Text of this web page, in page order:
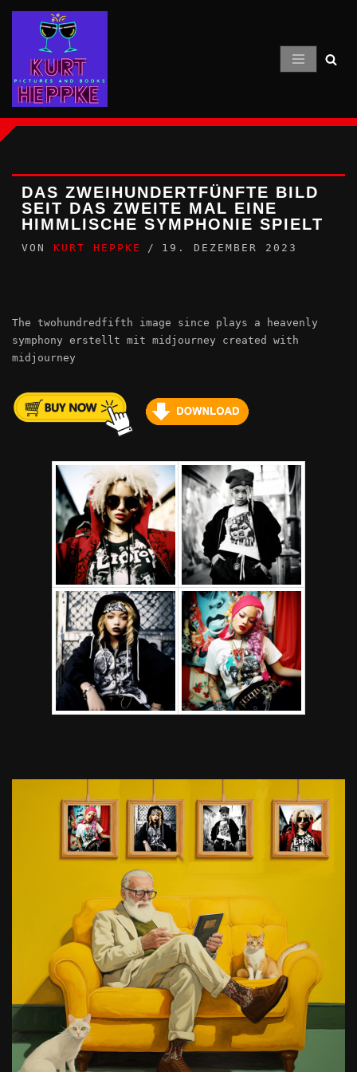
Inhalt
springen
DAS ZWEIHUNDERTFÜNFTE BILD
SEIT DAS ZWEITE MAL EINE
HIMMLISCHE SYMPHONIE SPIELT
VON KURT HEPPKE 19. DEZEMBER 2023
The twohundredfifth image since plays a heavenly
symphony erstellt mit midjourney created with
midjourney